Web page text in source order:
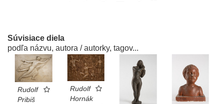
Súvisiace diela
podľa názvu, autora / autorky, tagov...
Rudolf
Pribiš
Rudolf
Hornák